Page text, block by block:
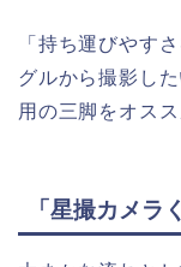
「持ち運びやす
グルから撮影し
用の三脚をオスス
「星撮カメラ